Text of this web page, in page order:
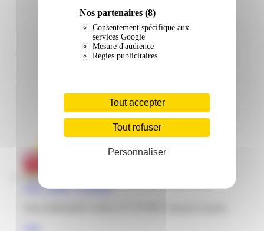
Nos partenaires (8)
Consentement spécifique aux
services Google
Mesure d'audience
Régies publicitaires
Tout accepter
Tout refuser
Personnaliser
Gifi | Collery | Cayenne